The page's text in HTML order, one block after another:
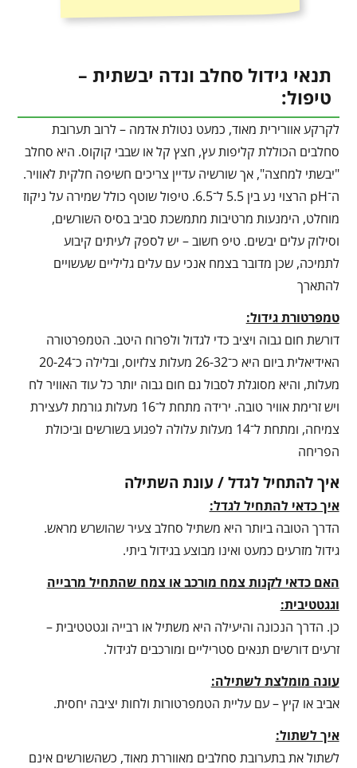
תנאי גידול סחלב ונדה יבשתית –
טיפול:
לקרקע אוורירית מאוד, כמעט נטולת אדמה – לרוב תערובת
סחלבים הכוללת קליפות עץ, חצץ קל או שבבי קוקוס. היא סחלב
"יבשתי למחצה", אך שורשיה עדיין צריכים חשיפה חלקית לאוויר.
ה־pH הרצוי נע בין 5.5 ל־6.5. טיפול שוטף כולל שמירה על ניקוז
מוחלט, הימנעות מרטיבות מתמשכת סביב בסיס השורשים,
וסילוק עלים יבשים. טיפ חשוב – יש לספק לעיתים קיבוע
לתמיכה, שכן מדובר בצמח אנכי עם עלים גליליים שעשויים
להתארך
טמפרטורת גידול:
דורשת חום גבוה ויציב כדי לגדול ולפרוח היטב. הטמפרטורה
האידיאלית ביום היא כ־26-32 מעלות צלזיוס, ובלילה כ־20-24
מעלות, והיא מסוגלת לסבול גם חום גבוה יותר כל עוד האוויר לח
ויש זרימת אוויר טובה. ירידה מתחת ל־16 מעלות גורמת לעצירת
צמיחה, ומתחת ל־14 מעלות עלולה לפגוע בשורשים וביכולת
הפריחה
איך להתחיל לגדל / עונת השתילה
איך כדאי להתחיל לגדל:
הדרך הטובה ביותר היא משתיל סחלב צעיר שהושרש מראש.
גידול מזרעים כמעט ואינו מבוצע בגידול ביתי.
האם כדאי לקנות צמח מורכב או צמח שהתחיל מרבייה
וגגטטיבית:
כן. הדרך הנכונה והיעילה היא משתיל או רבייה וגטטטיבית –
זרעים דורשים תנאים סטריליים ומורכבים לגידול.
עונה מומלצת לשתילה:
אביב או קיץ – עם עליית הטמפרטורות ולחות יציבה יחסית.
איך לשתול:
לשתול את בתערובת סחלבים מאווררת מאוד, כשהשורשים אינם